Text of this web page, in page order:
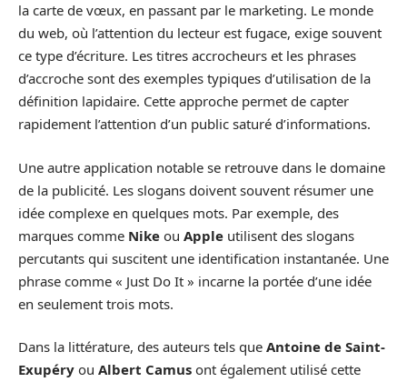
la carte de vœux, en passant par le marketing. Le monde
du web, où l’attention du lecteur est fugace, exige souvent
ce type d’écriture. Les titres accrocheurs et les phrases
d’accroche sont des exemples typiques d’utilisation de la
définition lapidaire. Cette approche permet de capter
rapidement l’attention d’un public saturé d’informations.
Une autre application notable se retrouve dans le domaine
de la publicité. Les slogans doivent souvent résumer une
idée complexe en quelques mots. Par exemple, des
marques comme Nike ou Apple utilisent des slogans
percutants qui suscitent une identification instantanée. Une
phrase comme « Just Do It » incarne la portée d’une idée
en seulement trois mots.
Dans la littérature, des auteurs tels que Antoine de Saint-
Exupéry ou Albert Camus ont également utilisé cette